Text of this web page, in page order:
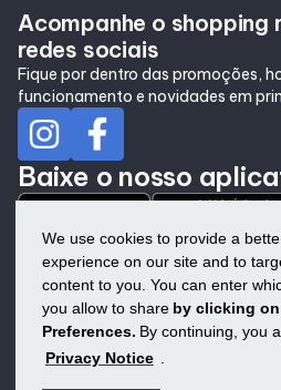
We use cookies to provide a
experience on our site and to
content to you. You can enter
you allow to share by clicking
Preferences. By continuing, you
Privacy Notice .
Acompanhe o shopping
redes sociais
Fique por dentro das promoções,
funcionamento e novidades em
Baixe o nosso